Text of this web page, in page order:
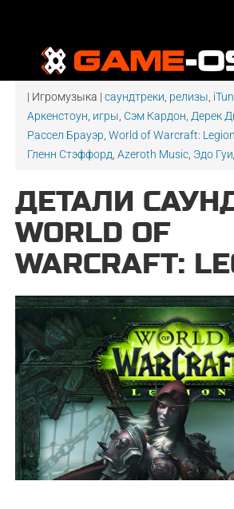
| Игромузыка |саундтреки релизы
Аркенстоун игры Сэм Кардон Дерек
Рассел Брауэр ,World of Warcraft: Legion
Гленн Стэффорд ,Azeroth Music Эдо
ДЕТАЛИ
WORLD OF
WARCRAFT: